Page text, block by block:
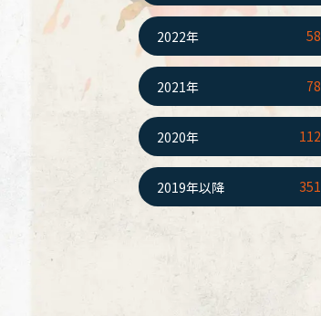
2022年 58
2021年 78
2020年 112
2019年以降 351